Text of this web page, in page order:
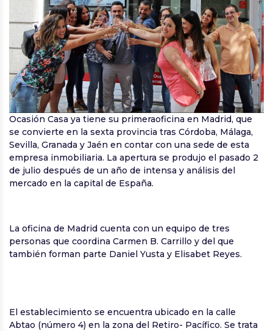
Ocasión Casa ya tiene su primeraoficina en Madrid, que
se convierte en la sexta provincia tras Córdoba, Málaga,
Sevilla, Granada y Jaén en contar con una sede de esta
empresa inmobiliaria. La apertura se produjo el pasado 2
de julio después de un año de intensa y análisis del
mercado en la capital de España.
La oficina de Madrid cuenta con un equipo de tres
personas que coordina Carmen B. Carrillo y del que
también forman parte Daniel Yusta y Elisabet Reyes.
El establecimiento se encuentra ubicado en la calle
Abtao (número 4) en la zona del Retiro- Pacífico. Se trata